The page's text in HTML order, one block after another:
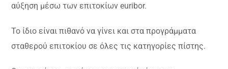
αύξηση μέσω των επιτοκίων euribor.
Το ίδιο είναι πιθανό να γίνει και στα προγράμματα
σταθερού επιτοκίου σε όλες τις κατηγορίες πίστης.